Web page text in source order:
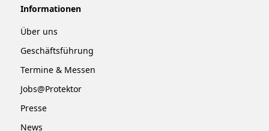
Informationen
Über uns
Geschäftsführung
Termine & Messen
Jobs@Protektor
Presse
News